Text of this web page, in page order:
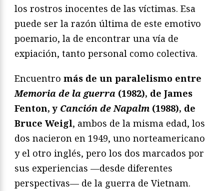
los rostros inocentes de las víctimas. Esa
puede ser la razón última de este emotivo
poemario, la de encontrar una vía de
expiación, tanto personal como colectiva.
Encuentro más de un paralelismo entre
Memoria de la guerra (1982), de James
Fenton, y Canción de Napalm (1988), de
Bruce Weigl, ambos de la misma edad, los
dos nacieron en 1949, uno norteamericano
y el otro inglés, pero los dos marcados por
sus experiencias —desde diferentes
perspectivas— de la guerra de Vietnam.